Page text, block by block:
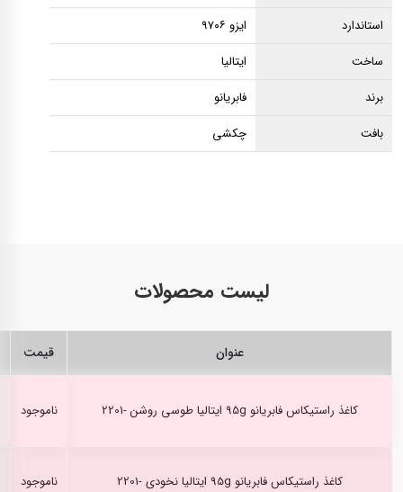
استاندارد
ایزو ۹۷۰۶
ساخت
ایتالیا
برند
فابریانو
بافت
چکشی
لیست محصولات
عنوان قیمت
کاغذ راستیکاس فابریانو 95g ایتالیا طوسی روشن -2201 ناموجود
کاغذ راستیکاس فابریانو 95g ایتالیا نخودی -2201 ناموجود